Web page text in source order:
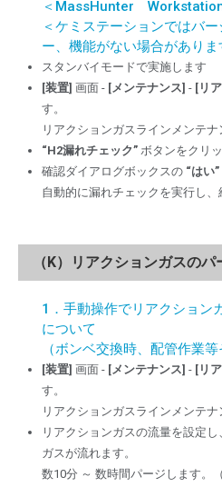
＜MassHunter Workstation
＜ケミステーションではバ
ー、機能がない場合がありま
スタンバイモードで実施します
[装置] 画面 - [メンテナンス] - [リ
す。
リアクションガスラインメンテナ
“H2漏れチェック” ボタンをクリ
確認ダイアログボックスの “はい”
自動的に漏れチェックを実行し、
（K）リアクションガスのパ
1．手動操作でリアクション
について
（ボンベ交換時、配管作業
[装置] 画面 - [メンテナンス] - [リ
す。
リアクションガスラインメンテナ
リアクションガスの流量を設定し
ガスが流れます。
数10分 ～ 数時間パージします。